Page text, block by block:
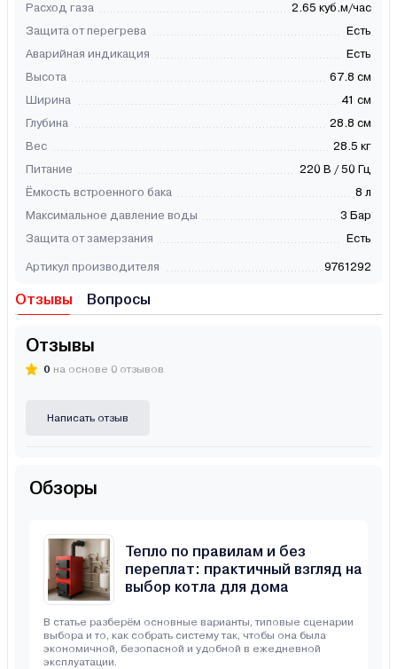
Расход газа
2.65 куб.м/час
Защита от перегрева
Есть
Аварийная индикация
Есть
Высота
67.8 см
Ширина
41 см
Глубина
28.8 см
Вес
28.5 кг
Питание
220 В / 50 Гц
Ёмкость встроенного бака
8 л
Максимальное давление воды
3 Бар
Защита от замерзания
Есть
Артикул производителя 9761292
Отзывы Вопросы
Отзывы
0 на основе 0 отзывов
Написать отзыв
Обзоры
Тепло по правилам и без
переплат: практичный взгляд на
выбор котла для дома
В статье разберём основные варианты, типовые сценарии
выбора и то, как собрать систему так, чтобы она была
экономичной, безопасной и удобной в ежедневной
эксплуатации.